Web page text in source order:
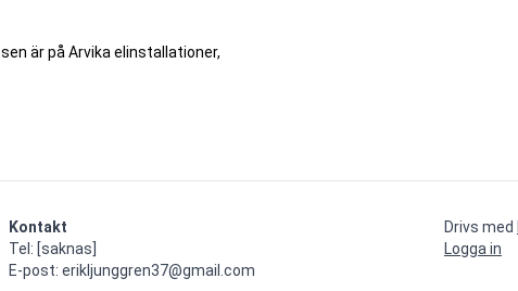
är på Arvika elinstallationer,
Kontakt
Tel: [saknas]
E-post: erikljunggren37@gmail.com
Drivs med
Logga in